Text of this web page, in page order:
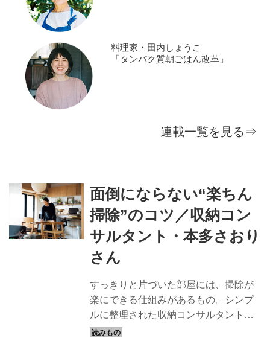
料理家・田内しょうこ
「タンパク質朝ごはん改革」
連載一覧を見る⇒
面倒にならない“楽ちん
掃除”のコツ／収納コン
サルタント・本多さおり
さん
すっきりと片づいた部屋には、掃除が
楽にできる仕組みがあるもの。シンプ
ルに整理された収納コンサルタントの
本多さおりさんのご自宅で、「掃除が